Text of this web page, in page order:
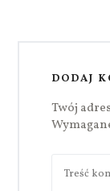
DODAJ
Twój